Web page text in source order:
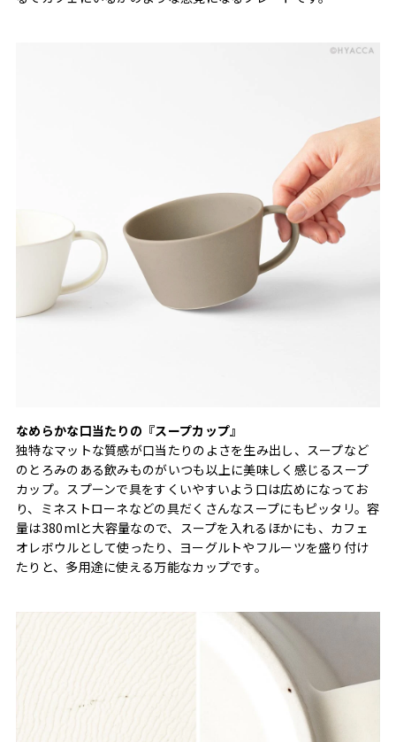
なめらかな口当たりの『スープカップ』
独特なマットな質感が口当たりのよさを生み出し、スープなど
のとろみのある飲みものがいつも以上に美味しく感じるスープ
カップ。スプーンで具をすくいやすいよう口は広めになってお
り、ミネストローネなどの具だくさんなスープにもピッタリ。容
量は380mlと大容量なので、スープを入れるほかにも、カフェ
オレボウルとして使ったり、ヨーグルトやフルーツを盛り付け
たりと、多用途に使える万能なカップです。